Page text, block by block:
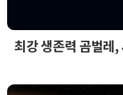
최강 생존력 곰벌레